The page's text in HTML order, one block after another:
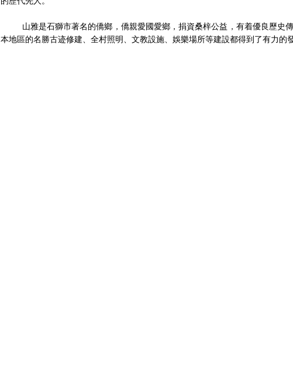
山雅是石獅市著名的僑鄉，僑親愛國愛鄉，捐資桑梓公益，有着優良歷史傳
本地區的名勝古迹修建、全村照明、文教設施、娛樂場所等建設都得到了有力的